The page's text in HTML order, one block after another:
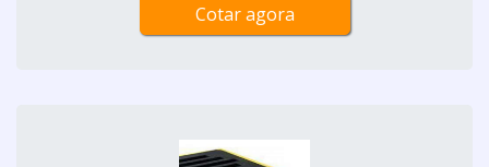
Cotar agora